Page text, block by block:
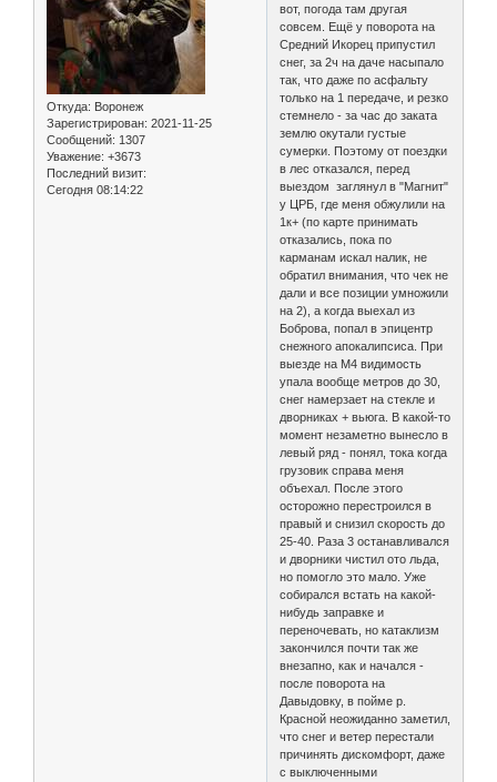
Откуда: Воронеж
Зарегистрирован: 2021-11-25
Сообщений: 1307
Уважение: +3673
Последний визит:
Сегодня 08:14:22
вот, погода там другая
совсем. Ещё у поворота на
Средний Икорец припустил
снег, за 2ч на даче насыпало
так, что даже по асфальту
только на 1 передаче, и резко
стемнело - за час до заката
землю окутали густые
сумерки. Поэтому от поездки
в лес отказался, перед
выездом заглянул в "Магнит"
у ЦРБ, где меня обжулили на
1к+ (по карте принимать
отказались, пока по
карманам искал налик, не
обратил внимания, что чек не
дали и все позиции умножили
на 2), а когда выехал из
Боброва, попал в эпицентр
снежного апокалипсиса. При
выезде на М4 видимость
упала вообще метров до 30,
снег намерзает на стекле и
дворниках + вьюга. В какой-то
момент незаметно вынесло в
левый ряд - понял, тока когда
грузовик справа меня
объехал. После этого
осторожно перестроился в
правый и снизил скорость до
25-40. Раза 3 останавливался
и дворники чистил ото льда,
но помогло это мало. Уже
собирался встать на какой-
нибудь заправке и
переночевать, но катаклизм
закончился почти так же
внезапно, как и начался -
после поворота на
Давыдовку, в пойме р.
Красной неожиданно заметил,
что снег и ветер перестали
причинять дискомфорт, даже
с выключенными